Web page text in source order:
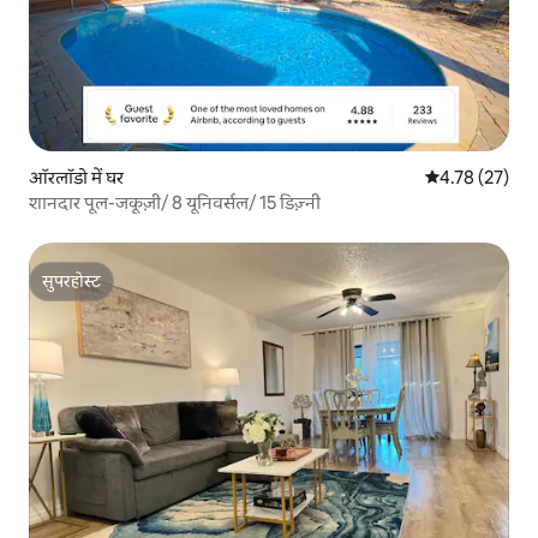
ऑरलॉडो में घर औसत रेटिंग 5 में
4.78 (27)
शानदार पूल-जकूज़ी/ 8 यूनिवर्सल/ 15 डिज़्नी
सुपरहोस्ट
सुपरहोस्ट